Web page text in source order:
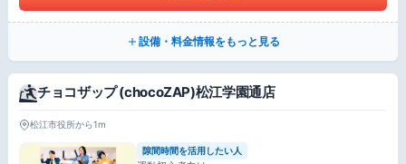
設備・料金情報をもっと見る
チョコザップ (chocoZAP)松江学園通店
松江市役所から1m
隙間時間を活用したい人